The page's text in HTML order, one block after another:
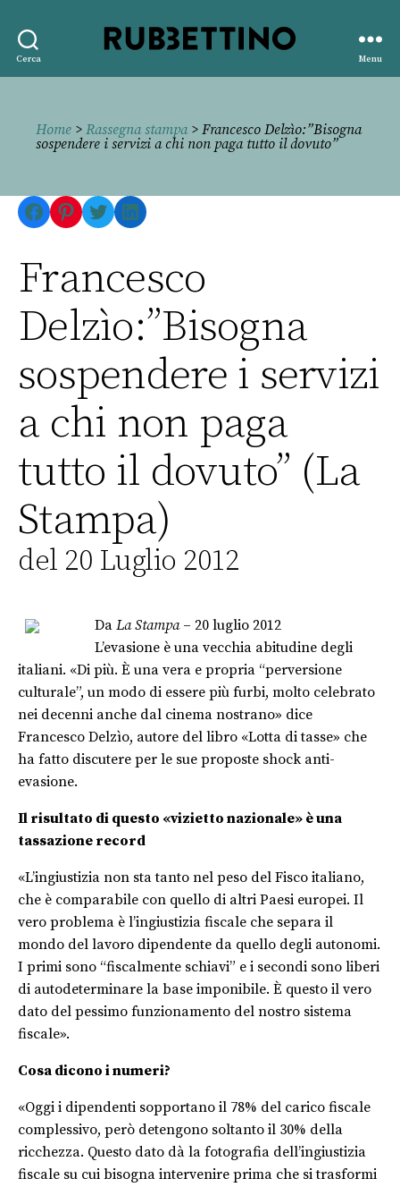
Cerca
editore
Menu
Home > Rassegna stampa> Francesco Delzìo:”Bisogna
sospendere i servizi a chi non paga tutto il dovuto”
Facebook
Pinterest
TwitterLinkedIn
Francesco
Delzìo:”Bisogna
sospendere i servizi
a chi non paga
tutto il dovuto” (La
Stampa)
del 20 Luglio 2012
Da La Stampa– 20 luglio 2012
L’evasione è una vecchia abitudine degli
italiani. «Di più. È una vera e propria “perversione
culturale”, un modo di essere più furbi, molto celebrato
nei decenni anche dal cinema nostrano» dice
Francesco Delzìo, autore del libro «Lotta di tasse» che
ha fatto discutere per le sue proposte shock anti-
evasione.
Il risultato di questo «vizietto nazionale» è una
tassazione record
«L’ingiustizia non sta tanto nel peso del Fisco italiano,
che è comparabile con quello di altri Paesi europei. Il
vero problema è l’ingiustizia fiscale che separa il
mondo del lavoro dipendente da quello degli autonomi.
I primi sono “fiscalmente schiavi” e i secondi sono liberi
di autodeterminare la base imponibile. È questo il vero
dato del pessimo funzionamento del nostro sistema
fiscale».
Cosa dicono i numeri?
«Oggi i dipendenti sopportano il 78% del carico fiscale
complessivo, però detengono soltanto il 30% della
ricchezza. Questo dato dà la fotografia dell’ingiustizia
fiscale su cui bisogna intervenire prima che si trasformi